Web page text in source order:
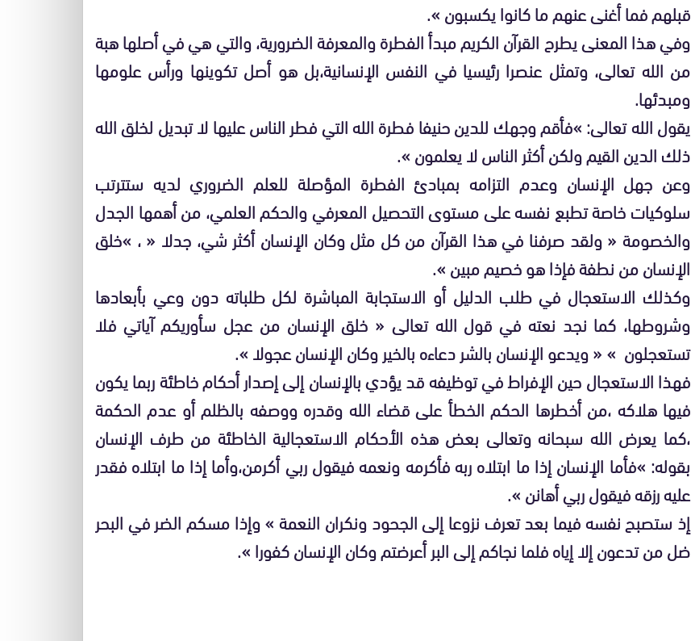
قبلهم فما أغنى عنهم ما كانوا يكسبون ».
وفي هذا المعنى يطرح القرآن الكريم مبدأ الفطرة والمعرفة الضرورية، والتي هي في أصلها هبة
من الله تعالى، وتمثل عنصرا رئيسيا في النفس الإنسانية،بل هو أصل تكوينها ورأس علومها
ومبدئها.
يقول الله تعالى: »فأقم وجهك للدين حنيفا فطرة الله التي فطر الناس عليها لا تبديل لخلق الله
ذلك الدين القيم ولكن أكثر الناس لا يعلمون ».
وعن جهل الإنسان وعدم التزامه بمبادئ الفطرة المؤصلة للعلم الضروري لديه ستترتب
سلوكيات خاصة تطبع نفسه على مستوى التحصيل المعرفي والحكم العلمي، من أهمها الجدل
والخصومة « ولقد صرفنا في هذا القرآن من كل مثل وكان الإنسان أكثر شي، جدلا « ، »خلق
الإنسان من نطفة فإذا هو خصيم مبين ».
وكذلك الاستعجال في طلب الدليل أو الاستجابة المباشرة لكل طلباته دون وعي بأبعادها
وشروطها، كما نجد نعته في قول الله تعالى « خلق الإنسان من عجل سأوريكم آياتي فلا
تستعجلون » « ويدعو الإنسان بالشر دعاءه بالخير وكان الإنسان عجولا ».
فهذا الاستعجال حين الإفراط في توظيفه قد يؤدي بالإنسان إلى إصدار أحكام خاطئة ربما يكون
فيها هلاكه ،من أخطرها الحكم الخطأ على قضاء الله وقدره ووصفه بالظلم أو عدم الحكمة
،كما يعرض الله سبحانه وتعالى بعض هذه الأحكام الاستعجالية الخاطئة من طرف الإنسان
بقوله: »فأما الإنسان إذا ما ابتلاه ربه فأكرمه ونعمه فيقول ربي أكرمن،وأما إذا ما ابتلاه فقدر
عليه رزقه فيقول ربي أهانن ».
إذ ستصبح نفسه فيما بعد تعرف نزوعا إلى الجحود ونكران النعمة » وإذا مسكم الضر في البحر
ضل من تدعون إلا إياه فلما نجاكم إلى البر أعرضتم وكان الإنسان كفورا ».